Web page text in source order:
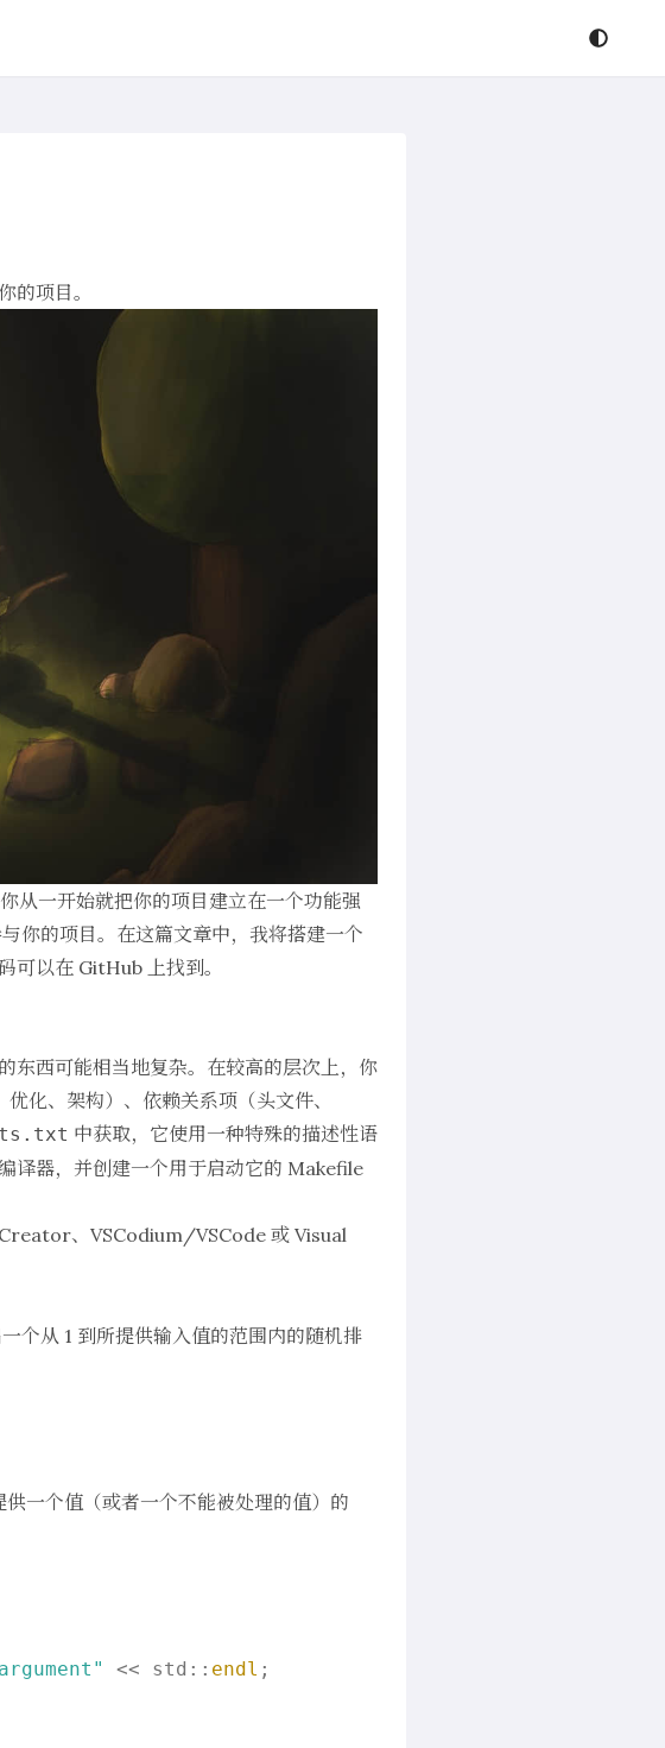
的项目。
从一开始就把你的项目建立在一个功能强
你的项目。在这篇文章中，我将搭建一个
可以在 GitHub 上找到。
东西可能相当地复杂。在较高的层次上，你
化、架构）、依赖关系项（头文件、
中获取，它使用一种特殊的描述性语
译器，并创建一个用于启动它的 Makefile
、VSCodium/VSCode 或 Visual
个从 1 到所提供输入值的范围内的随机排
一个值（或者一个不能被处理的值）的
<< std:: endl ;